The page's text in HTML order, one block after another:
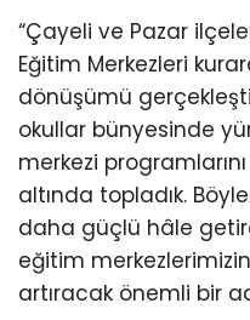
“Çayeli ve Pazar
Eğitim Merkezleri
dönüşümü
okullar bünyesinde
merkezi
altında topladık.
daha güçlü hâle
eğitim
artıracak önemli bir